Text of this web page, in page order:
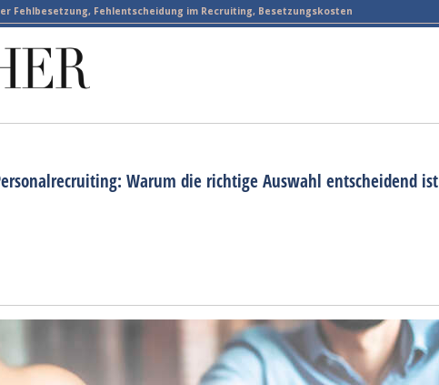
Fehlbesetzung, Fehlentscheidung im Recruiting, Besetzungskosten
Warum die richtige Auswahl entscheidend ist